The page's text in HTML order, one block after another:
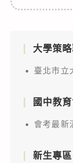
大學策
臺北市立
國中教
會考最新
新生專區